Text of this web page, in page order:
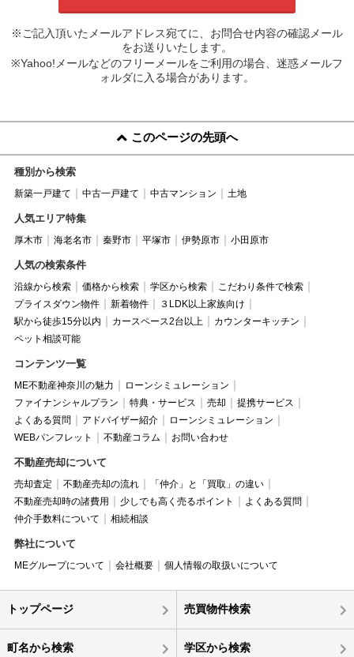
※ご記入頂いたメールアドレス宛てに、お問合せ内容の確認メール
をお送りいたします。
※Yahoo!メールなどのフリーメールをご利用の場合、迷惑メールフ
ォルダに入る場合があります。
このページの先頭へ
種別から検索
新築一戸建て 中古一戸建て 中古マンション 土地
人気エリア特集
厚木市 海老名市 秦野市 平塚市 伊勢原市 小田原市
人気の検索条件
沿線から検索 価格から検索 学区から検索
こだわり条件で検索
プライスダウン物件
新着物件
３LDK以上家族向け
駅から徒歩15分以内
カースペース2台以上
カウンターキッチン
ペット相談可能
コンテンツ一覧
ME不動産神奈川の魅力
ローンシミュレーション
ファイナンシャルプラン
特典・サービス 売却
提携サービス
よくある質問
アドバイザー紹介
ローンシミュレーション
WEBパンフレット
不動産コラム お問い合わせ
不動産売却について
売却査定 不動産売却の流れ
「仲介」と「買取」の違い
不動産売却時の諸費用
少しでも高く売るポイント
よくある質問
仲介手数料について
相続相談
弊社について
MEグループについて 会社概要 個人情報の取扱いについて
トップページ 売買物件検索
町名から検索 学区から検索